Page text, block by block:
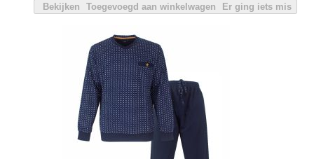
Bekijken Toegevoegd aan winkelwagen Er ging iets mis